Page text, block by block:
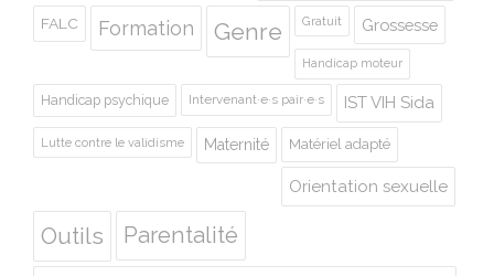
FALC Formation Genre Gratuit Grossesse
Handicap moteur
Handicap psychique Intervenant·e·s pair·e·s IST VIH Sida
Lutte contre le validisme Maternité Matériel adapté
Orientation sexuelle
Outils Parentalité